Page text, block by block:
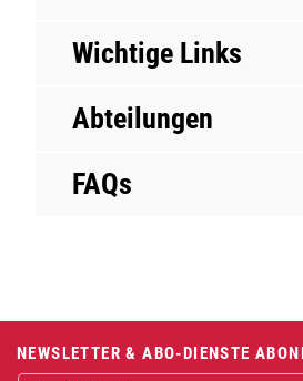
Wichtige Links
Abteilungen
FAQs
Fusszeile
NEWSLETTER & ABO-DIENSTE